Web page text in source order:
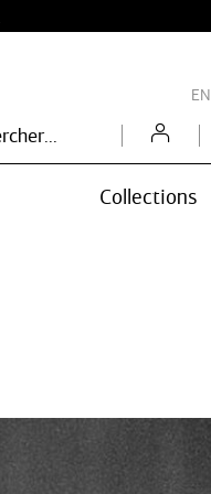
EN
Collections